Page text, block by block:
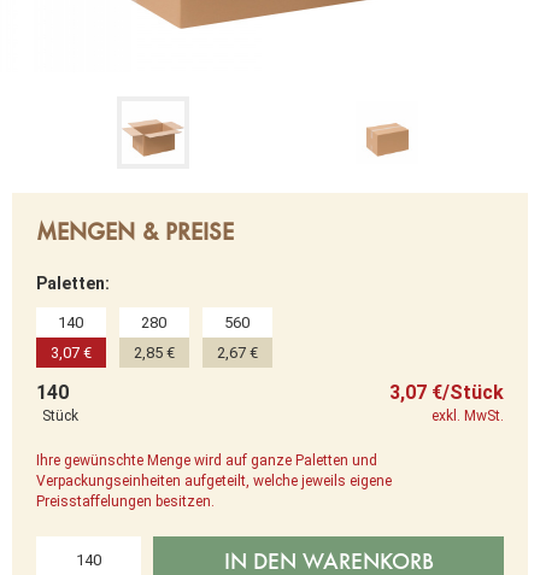
MENGEN & PREISE
Paletten:
140
3,07 €
280
2,85 €
560
2,67 €
140
Stück
3,07 €/Stück
exkl. MwSt.
Ihre gewünschte Menge wird auf ganze Paletten und
Verpackungseinheiten aufgeteilt, welche jeweils eigene
Preisstaffelungen besitzen.
IN DEN WARENKORB